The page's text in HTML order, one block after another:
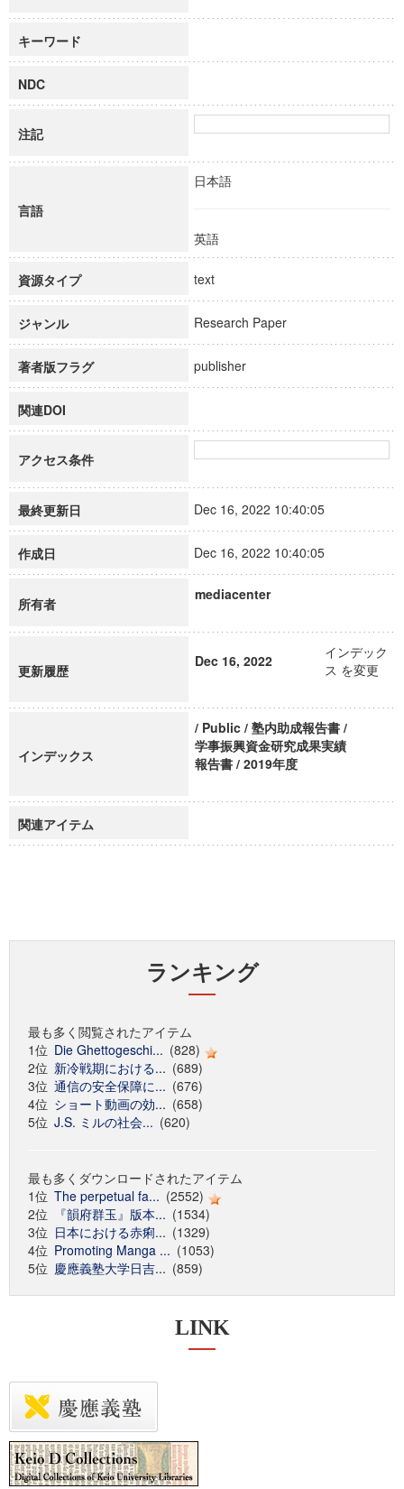
キーワード
NDC
注記
言語
日本語
英語
資源タイプ text
ジャンル Research Paper
著者版フラグ publisher
関連DOI
アクセス条件
最終更新日 Dec 16, 2022 10:40:05
作成日 Dec 16, 2022 10:40:05
所有者
mediacenter
更新履歴
Dec 16, 2022
インデック
ス を変更
インデックス
/ Public / 塾内助成報告書 /
学事振興資金研究成果実績
報告書 / 2019年度
関連アイテム
ランキング
最も多く閲覧されたアイテム
1位 Die Ghettogeschi... (828)
2位 新冷戦期における... (689)
3位 通信の安全保障に... (676)
4位 ショート動画の効... (658)
5位 J.S. ミルの社会... (620)
最も多くダウンロードされたアイテム
1位 The perpetual fa... (2552)
2位
『韻府群玉』版本... (1534)
3位 日本における赤痢... (1329)
4位 Promoting Manga ... (1053)
5位 慶應義塾大学日吉... (859)
LINK